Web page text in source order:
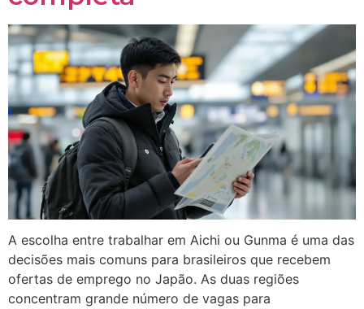
A escolha entre trabalhar em Aichi ou Gunma é uma das
decisões mais comuns para brasileiros que recebem
ofertas de emprego no Japão. As duas regiões
concentram grande número de vagas para